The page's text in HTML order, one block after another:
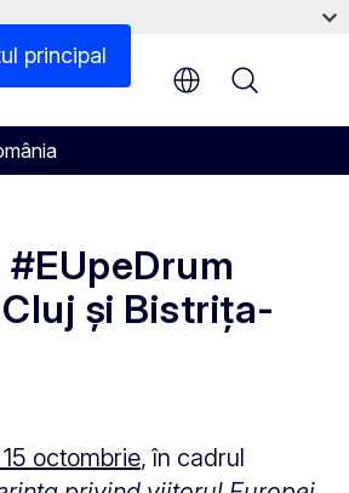
principal
şi Bistrița-
15 octombrie, în cadrul